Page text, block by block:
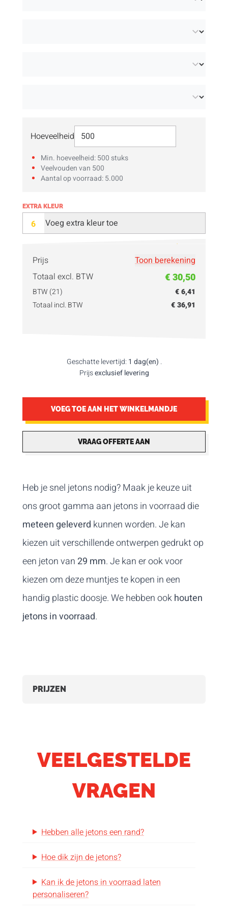
Hoeveelheid Selecteer Hoeveelheid
Min. hoeveelheid: 500 stuks
Veelvouden van 500
Aantal op voorraad: 5.000
EXTRA KLEUR
6 Voeg extra kleur toe
hoeveelheid in!
Prijs
Toon berekening
Totaal excl. BTW
€ 30,50
BTW (21)
€ 6,41
Totaal incl. BTW
€ 36,91
Geschatte levertijd: 1 dag(en) .
Prijsexclusief levering
VOEG TOE AAN HET WINKELMANDJE
VRAAG OFFERTE AAN
Heb je snel jetons nodig? Maak je keuze uit
ons groot gamma aan jetons in voorraad die
meteen geleverd kunnen worden. Je kan
kiezen uit verschillende ontwerpen gedrukt op
een jeton van29 mm. Je kan er ook voor
kiezen om deze muntjes te kopen in een
handig plastic doosje. We hebben ookhouten
jetons in voorraad.
PRIJZEN
VEELGESTELDE
VRAGEN
Hebben alle jetons een rand?
Hoe dik zijn de jetons?
Kan ik de jetons in voorraad laten
personaliseren?